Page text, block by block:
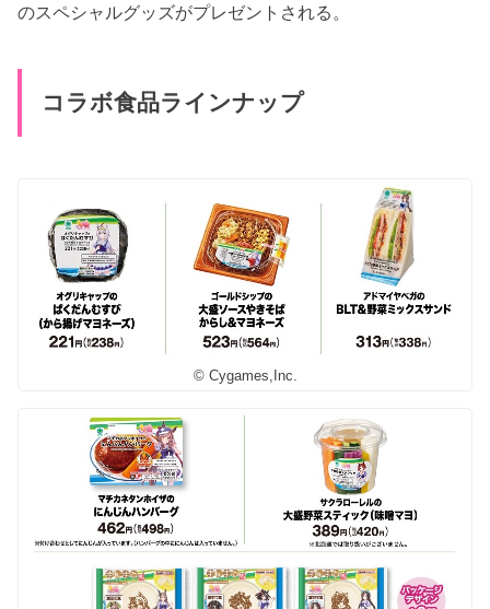
のスペシャルグッズがプレゼントされる。
コラボ食品ラインナップ
© Cygames,Inc.